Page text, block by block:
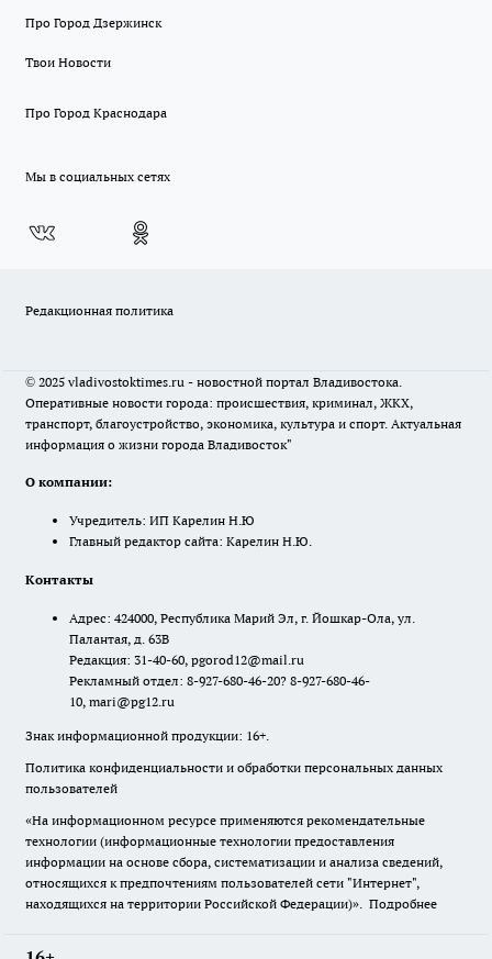
Про Город Дзержинск
Твои Новости
Про Город Краснодара
Мы в социальных сетях
Редакционная политика
© 2025 vladivostoktimes.ru - новостной портал Владивостока.
Оперативные новости города: происшествия, криминал, ЖКХ,
транспорт, благоустройство, экономика, культура и спорт. Актуальная
информация о жизни города Владивосток"
О компании:
Учредитель: ИП Карелин Н.Ю
Главный редактор сайта: Карелин Н.Ю.
Контакты
Адрес: 424000, Республика Марий Эл, г. Йошкар-Ола, ул.
Палантая, д. 63В
Редакция: 31-40-60, pgorod12@mail.ru
Рекламный отдел: 8-927-680-46-20? 8-927-680-46-
10, mari@pg12.ru
Знак информационной продукции: 16+.
Политика конфиденциальности и обработки персональных данных
пользователей
«На информационном ресурсе применяются рекомендательные
технологии (информационные технологии предоставления
информации на основе сбора, систематизации и анализа сведений,
относящихся к предпочтениям пользователей сети "Интернет",
находящихся на территории Российской Федерации)». Подробнее